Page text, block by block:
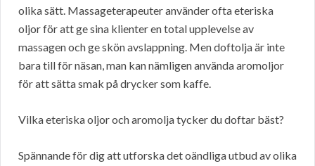
olika sätt. Massageterapeuter använder ofta eteriska
oljor för att ge sina klienter en total upplevelse av
massagen och ge skön avslappning. Men doftolja är inte
bara till för näsan, man kan nämligen använda aromoljor
för att sätta smak på drycker som kaffe.
Vilka eteriska oljor och aromolja tycker du doftar bäst?
Spännande för dig att utforska det oändliga utbud av olika